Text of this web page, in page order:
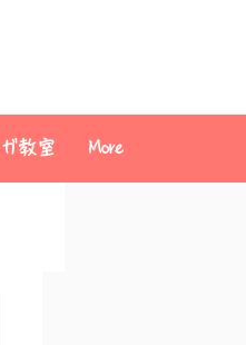
教室 More